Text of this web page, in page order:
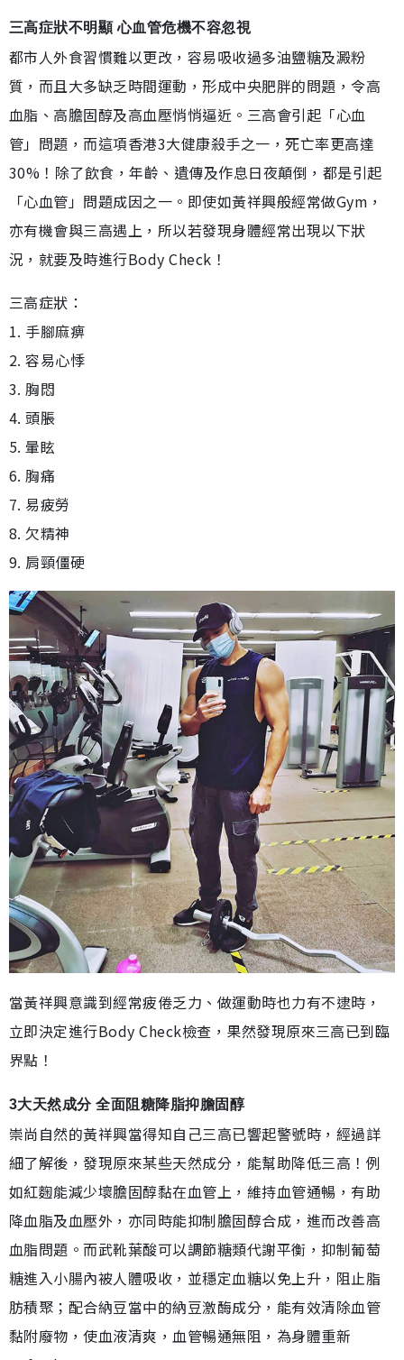
三高症狀不明顯 心血管危機不容忽視
都市人外食習慣難以更改，容易吸收過多油鹽糖及澱粉
質，而且大多缺乏時間運動，形成中央肥胖的問題，令高
血脂、高膽固醇及高血壓悄悄逼近。三高會引起「心血
管」問題，而這項香港3大健康殺手之一，死亡率更高達
30%！除了飲食，年齡、遺傳及作息日夜顛倒，都是引起
「心血管」問題成因之一。即使如黃祥興般經常做Gym，
亦有機會與三高遇上，所以若發現身體經常出現以下狀
況，就要及時進行Body Check！
三高症狀：
1. 手腳麻痹
2. 容易心悸
3. 胸悶
4. 頭脹
5. 暈眩
6. 胸痛
7. 易疲勞
8. 欠精神
9. 肩頸僵硬
當黃祥興意識到經常疲倦乏力、做運動時也力有不逮時，
立即決定進行Body Check檢查，果然發現原來三高已到臨
界點！
3大天然成分 全面阻糖降脂抑膽固醇
崇尚自然的黃祥興當得知自己三高已響起警號時，經過詳
細了解後，發現原來某些天然成分，能幫助降低三高！例
如紅麴能減少壞膽固醇黏在血管上，維持血管通暢，有助
降血脂及血壓外，亦同時能抑制膽固醇合成，進而改善高
血脂問題。而武靴葉酸可以調節糖類代謝平衡，抑制葡萄
糖進入小腸內被人體吸收，並穩定血糖以免上升，阻止脂
肪積聚；配合納豆當中的納豆激酶成分，能有效清除血管
黏附廢物，使血液清爽，血管暢通無阻，為身體重新